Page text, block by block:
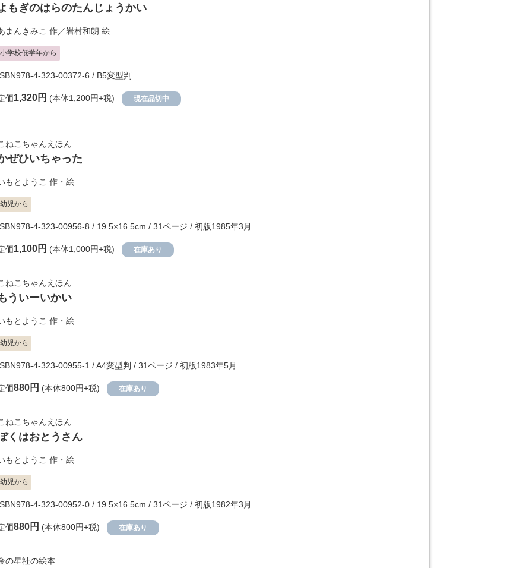
もぎのはらのたんじょうかい
まんきみこ 作／岩村和朗 絵
小学校低学年から
4-323-00372-6 / B5変型判
価1,320円 (本体1,200円+税) 現在品切中
ねこちゃんえほん
ぜひいちゃった
もとようこ 作・絵
幼児から
4-323-00956-8 / 19.5×16.5cm / 31ページ / 初版1985年3月
価1,100円 (本体1,000円+税) 在庫あり
ねこちゃんえほん
ういーいかい
もとようこ 作・絵
幼児から
4-323-00955-1 / A4変型判 / 31ページ / 初版1983年5月
価880円 (本体800円+税) 在庫あり
ねこちゃんえほん
くはおとうさん
もとようこ 作・絵
幼児から
4-323-00952-0 / 19.5×16.5cm / 31ページ / 初版1982年3月
価880円 (本体800円+税) 在庫あり
の星社の絵本